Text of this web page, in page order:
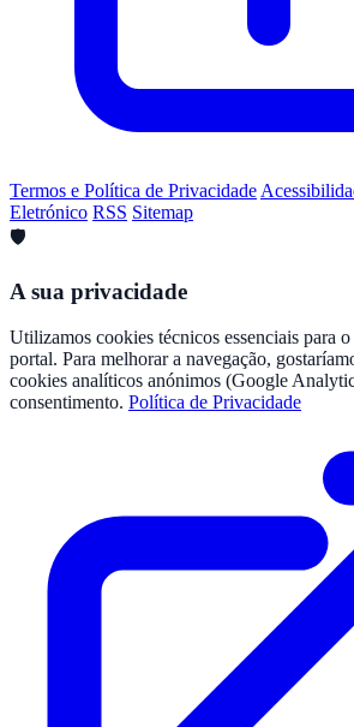
Termos e Política de Privacidade
Eletrónico RSS Sitemap
🛡️
A sua privacidade
Utilizamos cookies técnicos essenciais para
portal. Para melhorar a navegação,
cookies analíticos anónimos (Google
consentimento. Política de Privacidade